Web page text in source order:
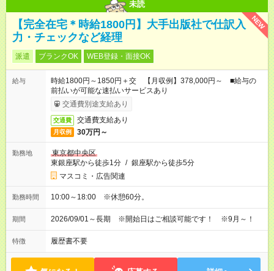
未読
NEW
【完全在宅＊時給1800円】大手出版社で仕訳入
力・チェックなど経理
派遣 ブランクOK WEB登録・面接OK
給与
時給1800円～1850円＋交 【月収例】378,000円～ ■給与の
前払いが可能な速払いサービスあり
交通費別途支給あり
交通費 交通費支給あり
月収例 30万円～
勤務地
東京都中央区
東銀座駅から徒歩1分 / 銀座駅から徒歩5分
マスコミ・広告関連
勤務時間 10:00～18:00 ※休憩60分。
期間 2026/09/01～長期 ※開始日はご相談可能です！ ※9月～！
特徴 履歴書不要